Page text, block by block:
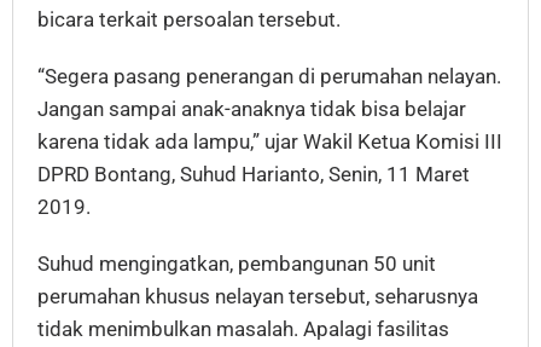
bicara terkait persoalan tersebut.
“Segera pasang penerangan di perumahan nelayan.
Jangan sampai anak-anaknya tidak bisa belajar
karena tidak ada lampu,” ujar Wakil Ketua Komisi III
DPRD Bontang, Suhud Harianto, Senin, 11 Maret
2019.
Suhud mengingatkan, pembangunan 50 unit
perumahan khusus nelayan tersebut, seharusnya
tidak menimbulkan masalah. Apalagi fasilitas